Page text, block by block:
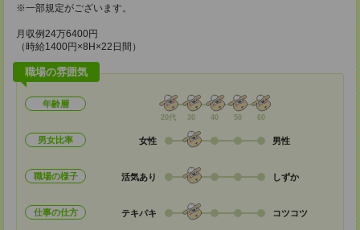
※一部規定がございます。
月収例24万6400円
（時給1400円×8H×22日間）
職場の雰囲気
年齢層
20代 30 40 50 60
男女比率 女性 男性
職場の様子 活気あり しずか
仕事の仕方 テキパキ コツコツ